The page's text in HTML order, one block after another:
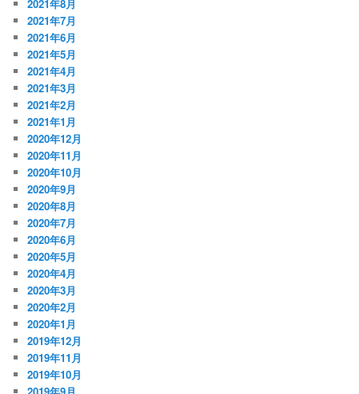
2021年8月
2021年7月
2021年6月
2021年5月
2021年4月
2021年3月
2021年2月
2021年1月
2020年12月
2020年11月
2020年10月
2020年9月
2020年8月
2020年7月
2020年6月
2020年5月
2020年4月
2020年3月
2020年2月
2020年1月
2019年12月
2019年11月
2019年10月